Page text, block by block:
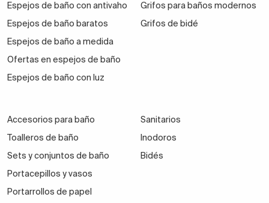
Espejos de baño con antivaho
Espejos de baño baratos
Espejos de baño a medida
Ofertas en espejos de baño
Espejos de baño con luz
Grifos para baños modernos
Grifos de bidé
Accesorios para baño
Toalleros de baño
Sets y conjuntos de baño
Portacepillos y vasos
Portarrollos de papel
Sanitarios
Inodoros
Bidés